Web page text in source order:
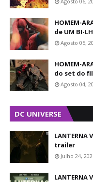
HOMEM-
de UM BI-
Agosto 05,
HOMEM-
do set do
Agosto 04,
DC UNIVERSE
LANTERNA
trailer
Julho 24,
LANTERNA